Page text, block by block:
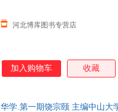
河北博库图书专营店
加入购物车 收藏
华学.第一期饶宗颐 主编中山大